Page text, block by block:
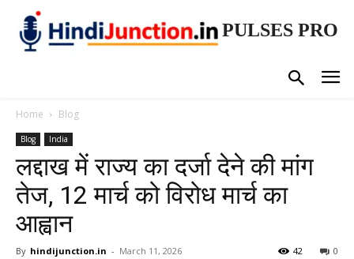
PULSES PRO
Home Blog
Blog India
लद्दाख में राज्य का दर्जा देने की मांग
तेज, 12 मार्च को विरोध मार्च का
आह्वान
By hindijunction.in - March 11, 2026 0
42